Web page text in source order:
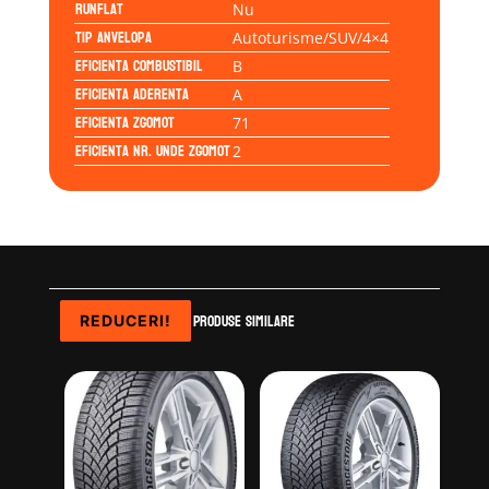
Runflat Nu
Tip anvelopa Autoturisme/SUV/4×4
Eficienta Combustibil B
Eficienta Aderenta A
Eficienta Zgomot 71
Eficienta Nr. Unde Zgomot2
Produse similare
REDUCERI!
REDUCERI!
REDUCERI!
REDUCERI!